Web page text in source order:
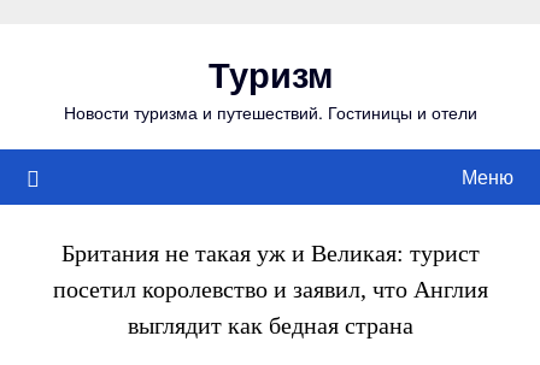
Туризм
Новости туризма и путешествий. Гостиницы и отели
Меню
Британия не такая уж и Великая: турист
посетил королевство и заявил, что Англия
выглядит как бедная страна